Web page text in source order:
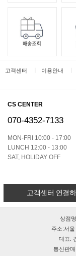
고객센터 이용안내
CS CENTER
070-4352-7133
MON-FRI 10:00 - 17:00
LUNCH 12:00 - 13:00
SAT, HOLIDAY OFF
고객센터 연결
상점
주소:서
대표:
통신판